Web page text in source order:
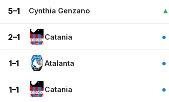
5–1 Cynthia Genzano ▲
2–1 Catania ●
1–1 Atalanta ●
1–1 Catania ●